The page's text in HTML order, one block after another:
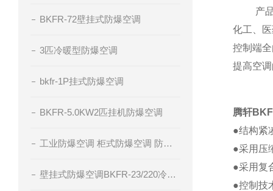
BKFR-72壁挂式防爆空调
3匹冷暖型防爆空调
bkfr-1P挂式防爆空调
BKFR-5.0KW2匹挂机防爆空调
工业防爆空调 柜式防爆空调 防爆空调厂家 腾轩BKFR防爆空调
壁挂式防爆空调BKFR-23/220冷暖型防爆空调
产品具
化工、
控制端
提高空
腾轩
●结构紧
●采用压
●采用复
●控制技